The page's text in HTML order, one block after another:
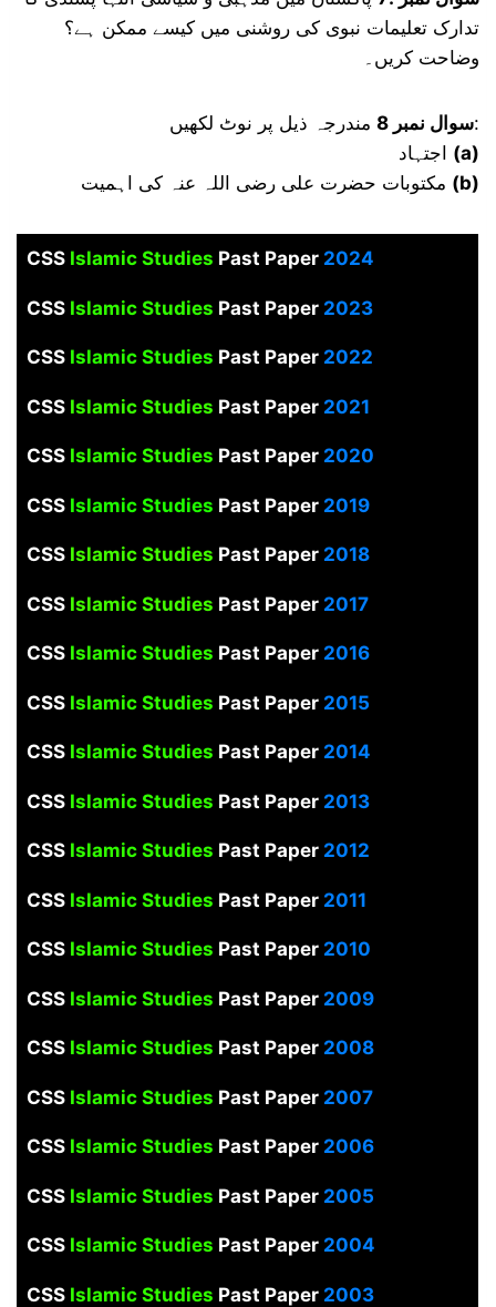
تدارک تعلیمات نبوی کی روشنی میں کیسے ممکن ہے؟
وضاحت کریں۔
سوال نمبر 8مندرجہ ذیل پر نوٹ لکھیں:
(a)
(b)
CSSIslamic Studies Past Paper2024
CSS Islamic Studies Past Paper2023
CSS Islamic Studies Past Paper 2022
CSS Islamic Studies Past Paper 2021
CSS Islamic Studies Past Paper2020
CSS Islamic Studies Past Paper 2019
CSS Islamic Studies Past Paper2018
CSSIslamic Studies Past Paper2017
CSSIslamic Studies Past Paper 2016
CSS Islamic Studies Past Paper 2015
CSS Islamic Studies Past Paper2014
CSS Islamic Studies Past Paper 2013
CSSIslamic Studies Past Paper2012
CSS Islamic Studies Past Paper2011
CSSIslamic Studies Past Paper2010
CSS Islamic Studies Past Paper2009
CSSIslamic Studies Past Paper2008
CSS Islamic Studies Past Paper2007
CSSIslamic Studies Past Paper2006
CSSIslamic Studies Past Paper2005
CSSIslamic Studies Past Paper2004
CSSIslamic Studies Past Paper2003